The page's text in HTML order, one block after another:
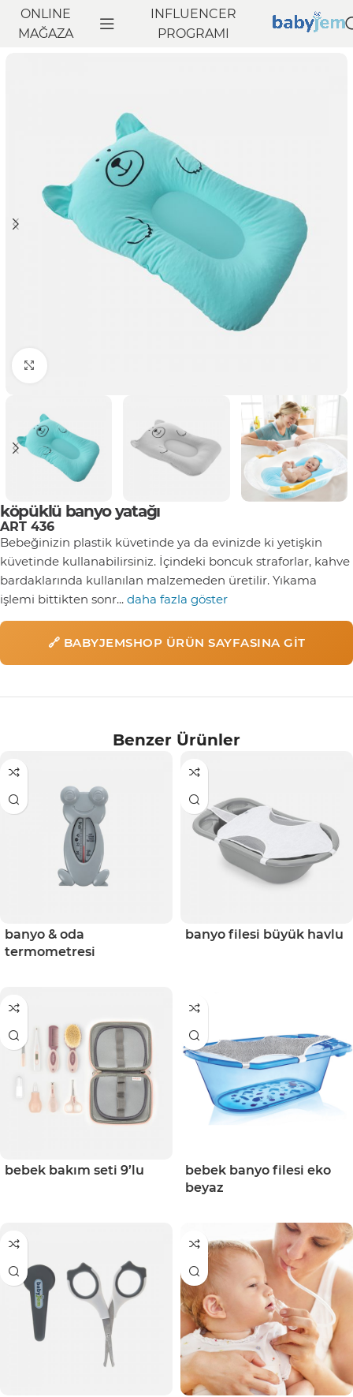
ONLINE
MAĞAZA
INFLUENCER
PROGRAMI
Anasayfa Banyo Bebek Bakım Ürünleri
köpüklü banyo yatağı
ART 436
Bebeğinizin plastik küvetinde ya da evinizde ki yetişkin
küvetinde kullanabilirsiniz. İçindeki boncuk straforlar, kahve
bardaklarında kullanılan malzemeden üretilir. Yıkama
işlemi bittikten sonr... daha fazla göster
🔗 BABYJEMSHOP ÜRÜN SAYFASINA GIT
Benzer Ürünler
banyo & oda
termometresi
banyo filesi büyük havlu
bebek bakım seti 9’lu
bebek banyo filesi eko
beyaz